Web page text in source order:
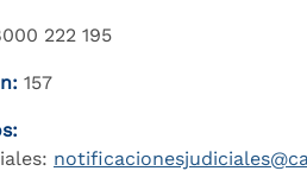
222 195
157